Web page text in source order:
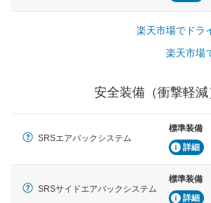
楽天市場でドラ
楽天市場
安全装備（衝撃軽減
SRSエアバックシステム
標準装備
詳細
SRSサイドエアバックシステム
標準装備
詳細